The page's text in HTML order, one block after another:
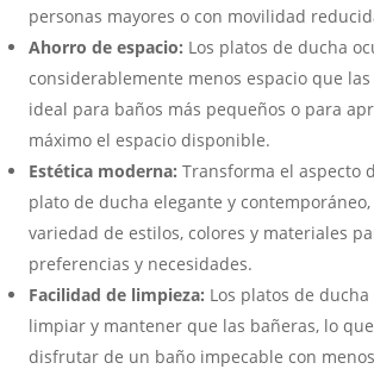
personas mayores o con movilidad
Ahorro de espacio: Los platos de ducha
considerablemente menos espacio que
ideal para baños más pequeños o para
máximo el espacio disponible.
Estética moderna: Transforma el aspecto
plato de ducha elegante y
variedad de estilos, colores y materiales
preferencias y necesidades.
Facilidad de limpieza: Los platos de
limpiar y mantener que las bañeras, lo
disfrutar de un baño impecable con